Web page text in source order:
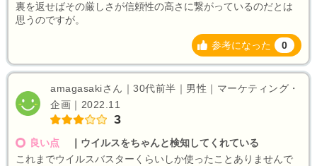
裏を返せばその厳しさが信頼性の高さに繋がっているのだとは
思うのですが。
参考になった 0
amagasakiさん｜30代前半｜男性｜マーケティング・
企画｜2022.11
3
良い点
ウイルスをちゃんと検知してくれている
これまでウイルスバスターくらいしか使ったことありませんで